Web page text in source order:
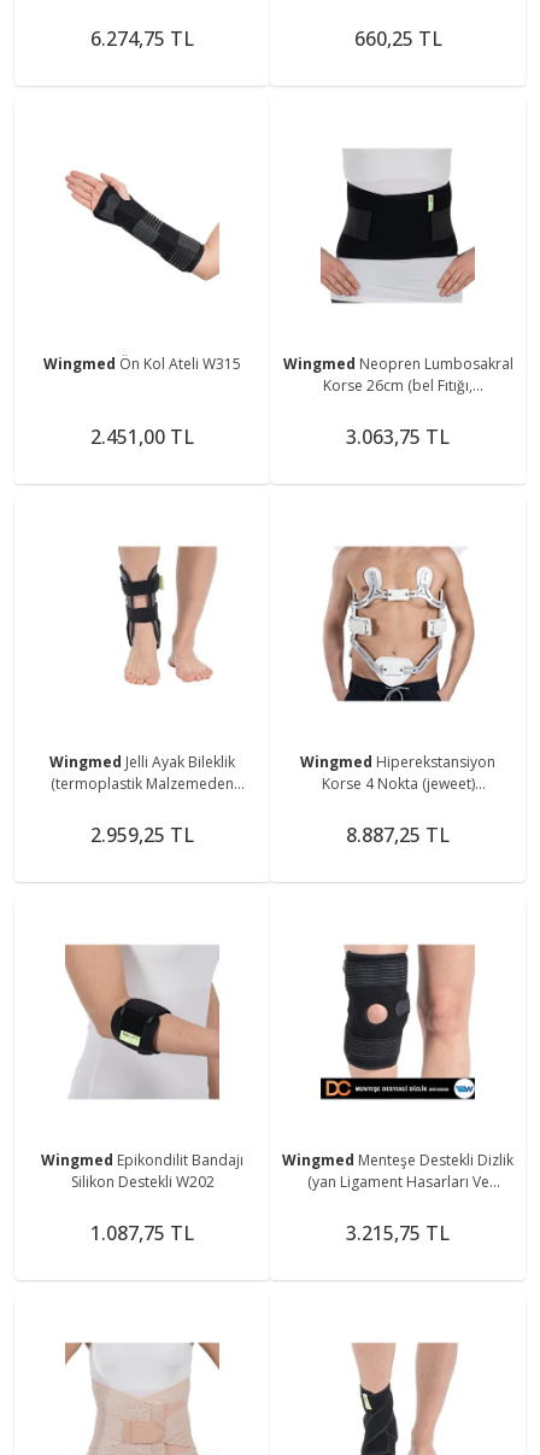
6.274,75 TL 660,25 TL
Wingmed Ön Kol Ateli W315
2.451,00 TL
Wingmed Neopren Lumbosakral
Korse 26cm (bel Fıtığı,
Lumbalizasyonda)
3.063,75 TL
Wingmed Jelli Ayak Bileklik
(termoplastik Malzemeden
Veya Soğuk Tedavi Için)
2.959,25 TL
Wingmed Hiperekstansiyon
Korse 4 Nokta (jeweet)
Travmalar, Osteporoz, Kifoz)
8.887,25 TL
Wingmed Epikondilit Bandajı
Silikon Destekli W202
1.087,75 TL
Wingmed Menteşe Destekli Dizlik
(yan Ligament Hasarları Ve
3.215,75 TL